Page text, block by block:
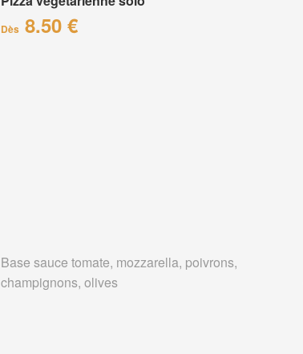
Dès 8.50 €
Base sauce tomate, mozzarella, poivrons,
champignons, olives